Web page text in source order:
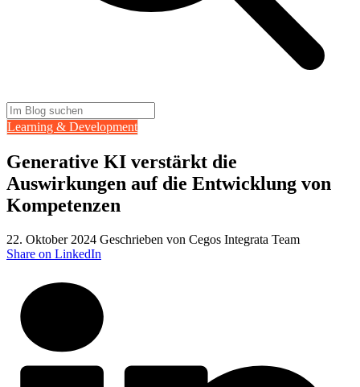
Learning & Development
Generative KI verstärkt die
Auswirkungen auf die Entwicklung von
Kompetenzen
22. Oktober 2024 Geschrieben von Cegos Integrata Team
Share on LinkedIn